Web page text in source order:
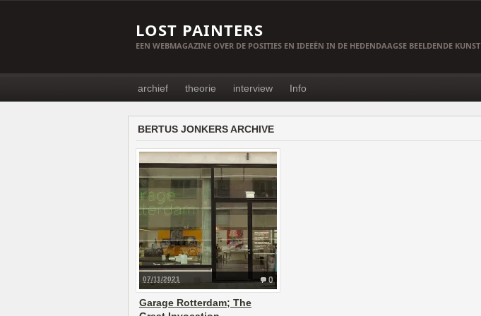
LOST PAINTERS
EEN WEBMAGAZINE OVER DE POSITIES EN IDEEËN IN DE HEDENDAAGSE BEELDENDE KUNST
archief theorie interview Info
BERTUS JONKERS ARCHIVE
0
07/11/2021
Garage Rotterdam; The